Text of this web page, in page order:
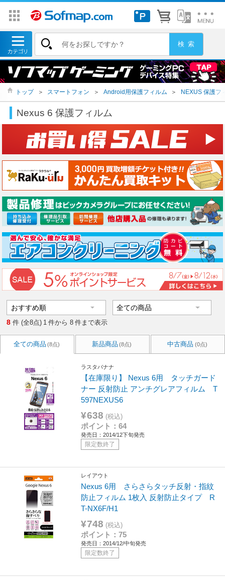
トップ ＞ スマートフォン ＞ Android用保護フィルム ＞ NEXUS 保護フ
Nexus 6 保護フィルム
8 件 (全8点) 1 件から 8 件まで表示
全ての商品 (8点) 新品商品 (8点) 中古商品 (0点)
ラスタバナナ
【在庫限り】 Nexus 6用 タッチガード
ナー 反射防止 アンチグレアフィルム T
597NEXUS6
¥638 (税込)
ポイント：64
発売日：2014/12下旬発売
限定数終了
レイアウト
Nexus 6用 さらさらタッチ反射・指紋
防止フィルム 1枚入 反射防止タイプ R
T-NX6F/H1
¥748 (税込)
ポイント：75
発売日：2014/12/中旬発売
限定数終了